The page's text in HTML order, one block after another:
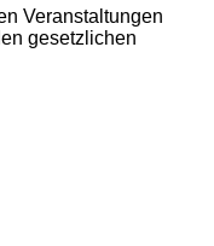
Veranstaltungen
gesetzlichen